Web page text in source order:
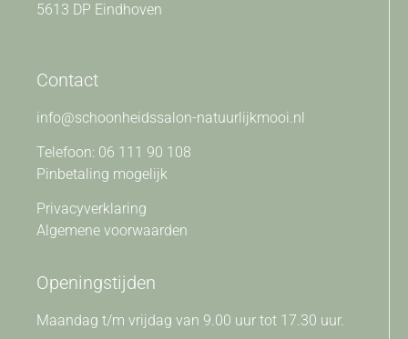
5613 DP Eindhoven
Contact
info@schoonheidssalon-natuurlijkmooi.nl
Telefoon: 06 111 90 108
Pinbetaling mogelijk
Privacyverklaring
Algemene voorwaarden
Openingstijden
Maandag t/m vrijdag van 9.00 uur tot 17.30 uur.